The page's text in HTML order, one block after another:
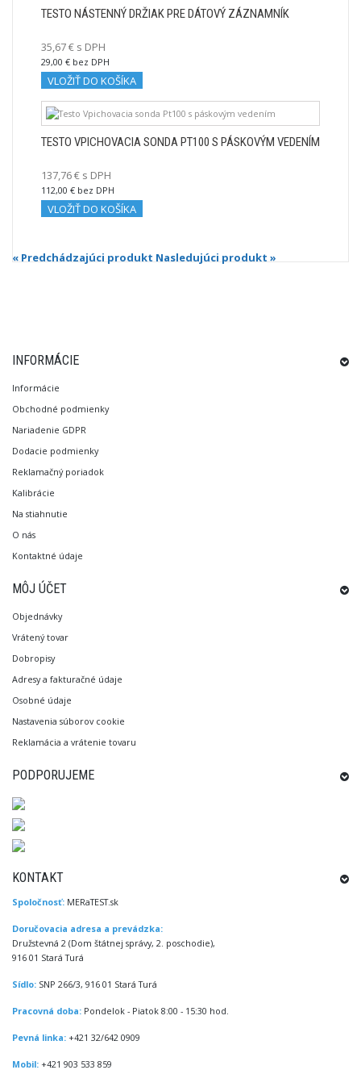
TESTO NÁSTENNÝ DRŽIAK PRE DÁTOVÝ ZÁZNAMNÍK
35,67 € s DPH
29,00 € bez DPH
VLOŽIŤ DO KOŠÍKA
TESTO VPICHOVACIA SONDA PT100 S PÁSKOVÝM VEDENÍM
137,76 € s DPH
112,00 € bez DPH
VLOŽIŤ DO KOŠÍKA
« Predchádzajúci produkt Nasledujúci produkt »
INFORMÁCIE
Informácie
Obchodné podmienky
Nariadenie GDPR
Dodacie podmienky
Reklamačný poriadok
Kalibrácie
Na stiahnutie
O nás
Kontaktné údaje
MÔJ ÚČET
Objednávky
Vrátený tovar
Dobropisy
Adresy a fakturačné údaje
Osobné údaje
Nastavenia súborov cookie
Reklamácia a vrátenie tovaru
PODPORUJEME
KONTAKT
Spoločnosť: MERaTEST.sk
Doručovacia adresa a prevádzka:
Družstevná 2 (Dom štátnej správy, 2. poschodie),
916 01 Stará Turá
Sídlo: SNP 266/3, 916 01 Stará Turá
Pracovná doba: Pondelok - Piatok 8:00 - 15:30 hod.
Pevná linka: +421 32/642 0909
Mobil: +421 903 533 859